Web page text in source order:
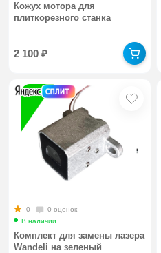
Кожух мотора для
плиткорезного станка
2 100₽
0
0 оценок
В наличии
Комплект для замены лазера
Wandeli на зеленый